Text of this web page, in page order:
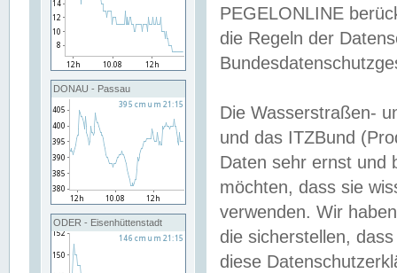
DONAU - Passau
ODER - Eisenhüttenstadt
PEGELONLINE
die Regeln der
Die Wasserstraßen-
und das ITZBund
Daten sehr ernst und
möchten, dass sie
verwenden. Wir
die sicherstellen,
diese